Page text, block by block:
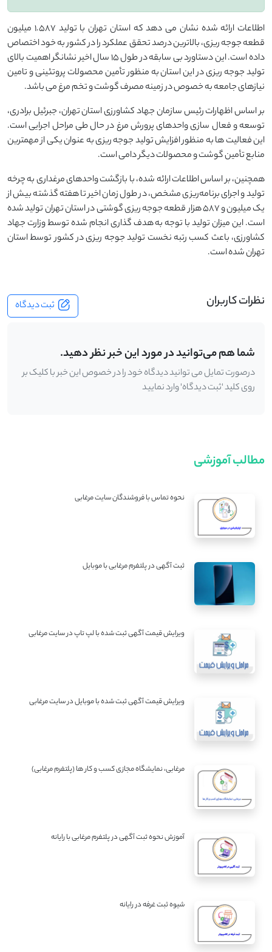
اطلاعات ارائه شده نشان می‌ دهد که استان تهران با تولید ۱.۵۸۷ میلیون
قطعه جوجه ‌ریزی، بالاترین درصد تحقق عملکرد را در کشور به خود اختصاص
داده است. این دستاورد بی‌ سابقه در طول ۱۵ سال اخیر نشانگر اهمیت بالای
تولید جوجه‌ ریزی در این استان به منظور تأمین محصولات پروتئینی و تامین
نیازهای جامعه به‌ خصوص در زمینه مصرف گوشت و تخم‌ مرغ می ‌باشد.
بر اساس اظهارات رئیس سازمان جهاد کشاورزی استان تهران، جبرئیل برادری،
توسعه و فعال‌ سازی واحدهای پرورش مرغ در حال طی مراحل اجرایی است.
این فعالیت‌ ها به ‌منظور افزایش تولید جوجه ‌ریزی به ‌عنوان یکی از مهمترین
منابع تأمین گوشت و محصولات دیگر دامی است.
همچنین، بر اساس اطلاعات ارائه شده، با بازگشت واحدهای مرغداری به چرخه
تولید و اجرای برنامه‌ریزی مشخص، در طول زمان اخیر تا هفته گذشته بیش از
یک میلیون و ۵۸۷ هزار قطعه جوجه ‌ریزی گوشتی در استان تهران تولید شده
است. این میزان تولید با توجه به هدف‌ گذاری انجام‌ شده توسط وزارت جهاد
کشاورزی، باعث کسب رتبه نخست تولید جوجه‌ ریزی در کشور توسط استان
تهران شده است.
نظرات کاربران ثبت دیدگاه
شما هم می‌توانید در مورد این خبر نظر دهید.
درصورت تمایل می توانید دیدگاه خود را در خصوص این خبر با کلیک بر
روی کلید 'ثبت دیدگاه' وارد نمایید
مطالب آموزشی
نحوه تماس با فروشندگان سایت مرغابی
ثبت آگهی در پلتفرم مرغابی با موبایل
ویرایش قیمت آگهی ثبت شده با لپ تاپ در سایت مرغابی
ویرایش قیمت آگهی ثبت شده با موبایل در سایت مرغابی
مرغابی، نمایشگاه مجازی کسب و کار ها (پلتفرم مرغابی)
آموزش نحوه ثبت آگهی در پلتفرم مرغابی با رایانه
شیوه ثبت غرفه در رایانه